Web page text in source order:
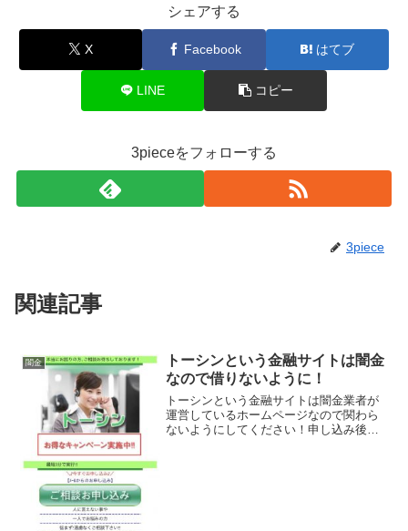
シェアする
X Facebook はてブ
LINE コピー
3pieceをフォローする
3piece
関連記事
闇金
トーシンという金融サイトは闇金
なので借りないように！
トーシンという金融サイトは闇金業者が
運営しているホームページなので関わら
ないようにしてください！申し込み後最